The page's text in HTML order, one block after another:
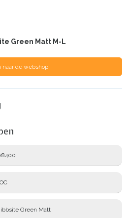
Green Matt M-L
naar de webshop
Green Matt